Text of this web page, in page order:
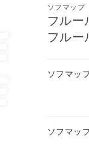
ソフマップ
フル
フルー
ソフマッ
ソフマッ